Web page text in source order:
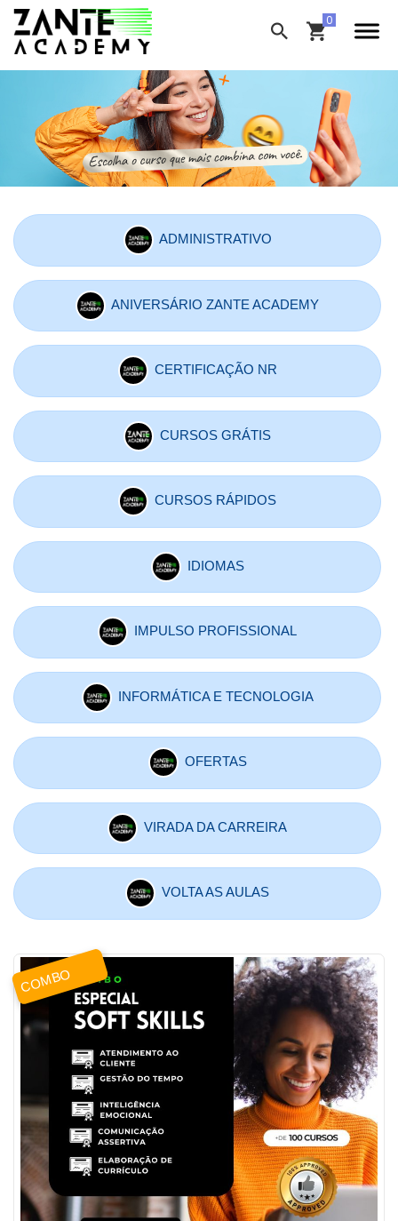
ADMINISTRATIVO
ANIVERSÁRIO ZANTE ACADEMY
CERTIFICAÇÃO NR
CURSOS GRÁTIS
CURSOS RÁPIDOS
IDIOMAS
IMPULSO PROFISSIONAL
INFORMÁTICA E TECNOLOGIA
OFERTAS
VIRADA DA CARREIRA
VOLTA AS AULAS
COMBO